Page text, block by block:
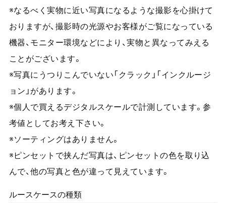
※なるべく実物に近い写真になるような撮影を心掛けて
おりますが、撮影時の光源やお客様がご覧になっている
機器、モニター環境などにより、実物と異なってみえる
ことがございます。
※写真にうつりこんでいない「クラック」「インクルージ
ョン」があります。
※個人で買えるデジタルスケールで計測しています。参
考値としてお考え下さい。
※ソーティングはありません。
※ピンセットで挟んだ写真は、ピンセットの色を取り込
んで、他の写真と色が違って見えています。
ルースケースの種類